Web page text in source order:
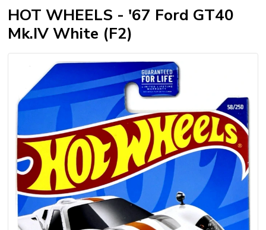
HOT WHEELS - '67 Ford GT40
Mk.IV White (F2)